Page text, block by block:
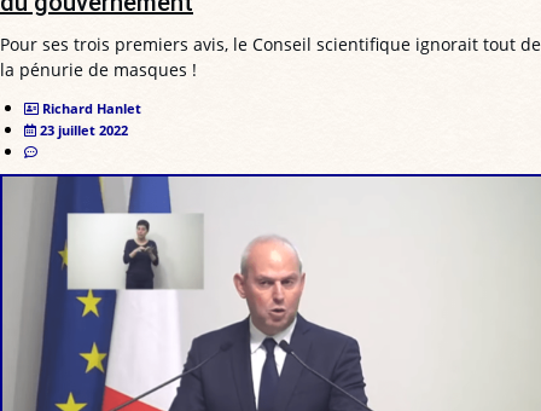
Pour ses trois premiers avis, le Conseil scientifique ignorait tout de
la pénurie de masques !
Richard Hanlet
23 juillet 2022